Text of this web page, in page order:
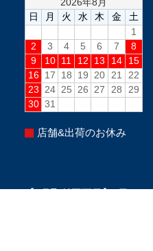
店舗&出荷のお休み
【8月取付不可日】3日、8